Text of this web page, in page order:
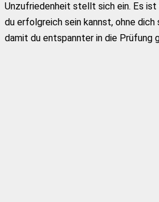
Unzufriedenheit stellt sich ein. Es
du erfolgreich sein kannst, ohne
damit du entspannter in die Prüfung